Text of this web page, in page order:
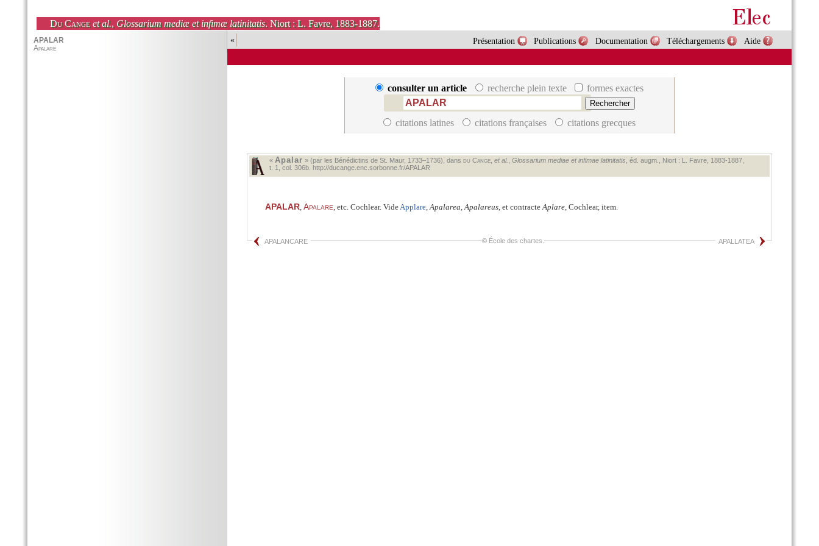
Du Cange et al., Glossarium mediæ et infimæ latinitatis. Niort : L. Favre, 1883-1887.
« Aide
Téléchargements
Documentation
Publications
Présentation
consulter un article recherche plein texte formes exactes
citations latines citations françaises citations grecques
« Apalar » (par les Bénédictins de St. Maur, 1733–1736), dans du Cange, et al. Glossarium mediae et infimae latinitatis , éd. augm., Niort : L. Favre, 1883‑1887,
t. 1, col. 306b. http://ducange.enc.sorbonne.fr/APALAR
APALAR, Apalare, etc. Cochlear. VideApplare,Apalarea,Apalareus, et contracteAplare, Cochlear, item.
APALANCARE APALLATEA
© École des chartes